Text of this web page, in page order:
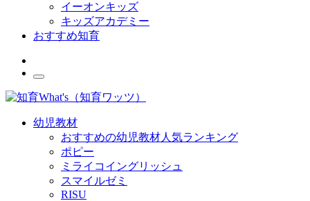
イーオンキッズ
キッズアカデミー
おすすめ知育
幼児教材
おすすめの幼児教材人気ランキング
ポピー
ミライコイングリッシュ
スマイルゼミ
RISU